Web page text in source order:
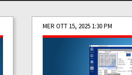
MER OTT 15, 2025 1:30 PM